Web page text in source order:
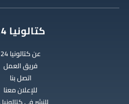
كتالونيا 24
عن كتالونيا 24
فريق العمل
اتصل بنا
للإعلان معنا